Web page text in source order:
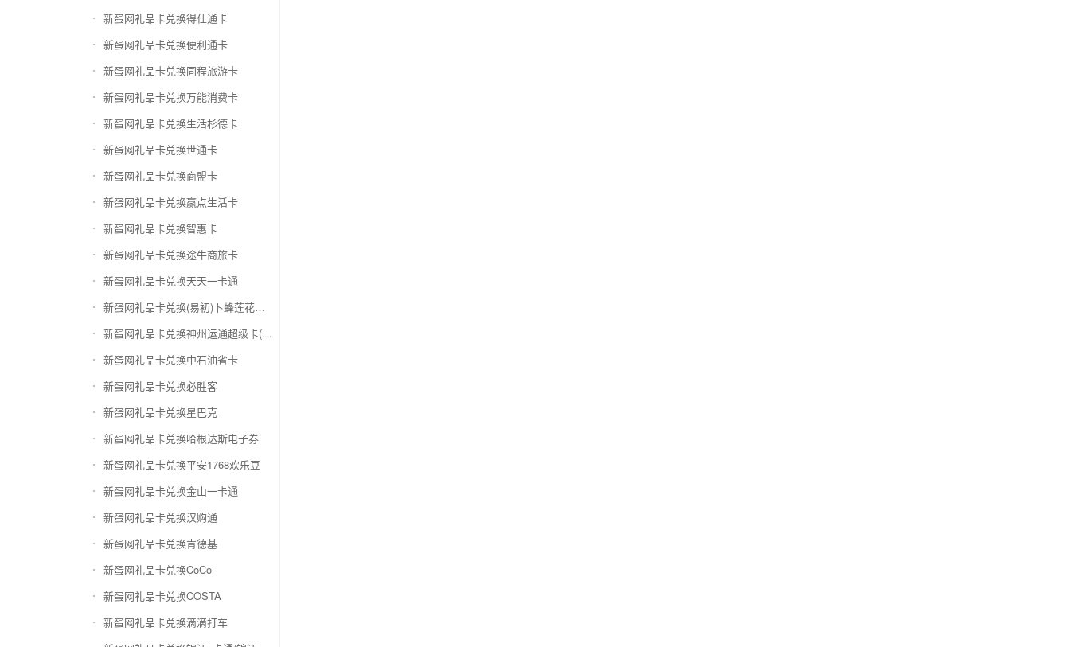
新蛋网礼品卡兑换得仕通卡
新蛋网礼品卡兑换便利通卡
新蛋网礼品卡兑换同程旅游卡
新蛋网礼品卡兑换万能消费卡
新蛋网礼品卡兑换生活杉德卡
新蛋网礼品卡兑换世通卡
新蛋网礼品卡兑换商盟卡
新蛋网礼品卡兑换赢点生活卡
新蛋网礼品卡兑换智惠卡
新蛋网礼品卡兑换途牛商旅卡
新蛋网礼品卡兑换天天一卡通
新蛋网礼品卡兑换(易初)卜蜂莲花礼品卡
新蛋网礼品卡兑换神州运通超级卡(运通网购卡)
新蛋网礼品卡兑换中石油省卡
新蛋网礼品卡兑换必胜客
新蛋网礼品卡兑换星巴克
新蛋网礼品卡兑换哈根达斯电子券
新蛋网礼品卡兑换平安1768欢乐豆
新蛋网礼品卡兑换金山一卡通
新蛋网礼品卡兑换汉购通
新蛋网礼品卡兑换肯德基
新蛋网礼品卡兑换CoCo
新蛋网礼品卡兑换COSTA
新蛋网礼品卡兑换滴滴打车